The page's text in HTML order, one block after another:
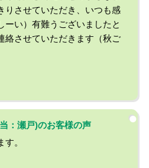
りさせていただき、いつも感
ーい）有難うございましたと
絡させていただきます（秋ご
：瀬戸)のお客様の声
。